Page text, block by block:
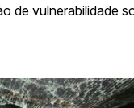
de vulnerabilidade